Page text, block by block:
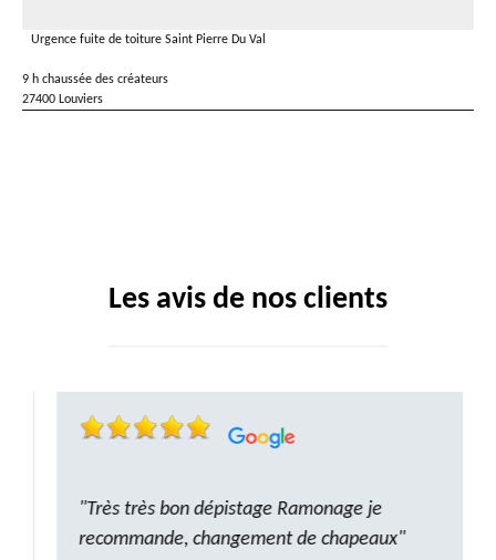
Urgence fuite de toiture Saint Pierre Du Val
9 h chaussée des créateurs
27400 Louviers
Les avis de nos clients
"Très très bon dépistage Ramonage je
recommande, changement de chapeaux"